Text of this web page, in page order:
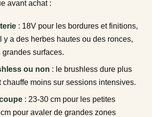
avant achat :
: 18V pour les bordures et finitions,
y a des herbes hautes ou des ronces,
surfaces.
ou non : le brushless dure plus
chauffe moins sur sessions intensives.
: 23-30 cm pour les petites
pour avaler de grandes zones